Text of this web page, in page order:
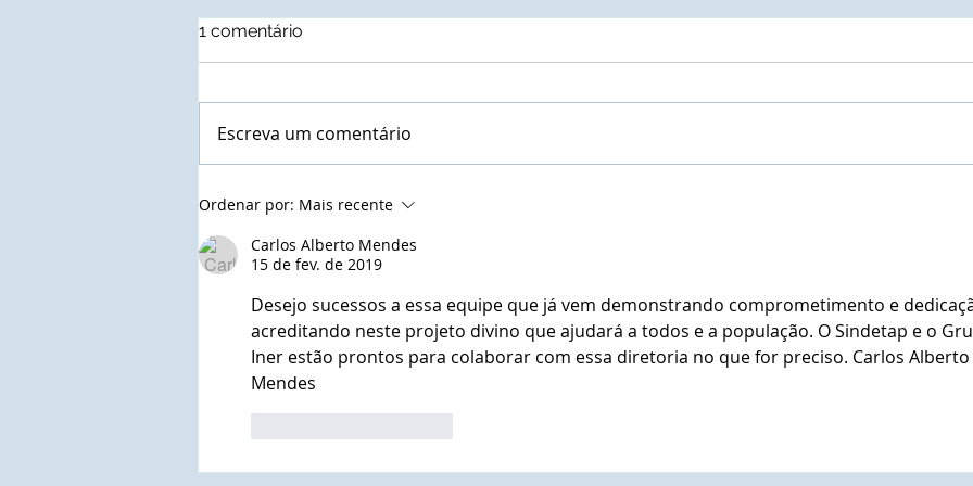
Autoridades municipais do
Estado do Paraná que
confirmaram a presença
nas solenidades de outorga
Comendadores e
Embaixadoras da Ordem do
Mérito do Elo Social e jantar
solene
Autoridades nos eventos de
Lançamento do Projeto
Social do Cidadão
1 comentário
Escreva um comentário
Ordenar por: Mais recente
Carlos Alberto Mendes
15 de fev. de 2019
Desejo sucessos a essa equipe que já vem demonstrando comprometimento e
acreditando neste projeto divino que ajudará a todos e a população. O Sindetap e o
Iner estão prontos para colaborar com essa diretoria no que for preciso. Carlos Alberto
Mendes